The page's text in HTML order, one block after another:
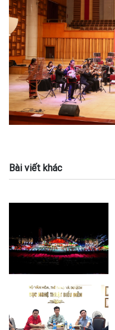
Bài viết khác